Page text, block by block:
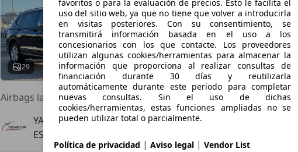
29 08/2018 148.500 km
YAS MOTOR
ES-03509 Finestrat
favoritos o para la evaluación de precios. Esto le facilita el
uso del sitio web, ya que no tiene que volver a introducirla
en visitas posteriores. Con su consentimiento, se
transmitirá información basada en el uso a los
concesionarios con los que contacte. Los proveedores
utilizan algunas cookies/herramientas para almacenar la
información que proporciona al realizar consultas de
financiación durante 30 días y reutilizarla
automáticamente durante este periodo para completar
nuevas consultas. Sin el uso de dichas
cookies/herramientas, estas funciones ampliadas no se
pueden utilizar total o parcialmente.
Política de privacidad | Aviso legal | Vendor List